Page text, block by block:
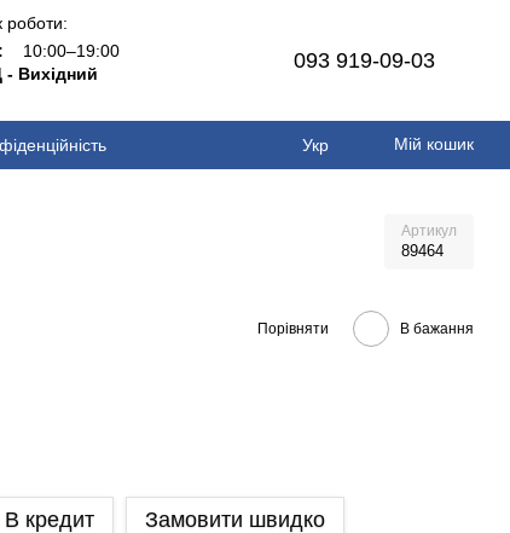
роботи:
10:00–19:00
Вихідний
093 919-09-03
Укр Мій кошик
Артикул
89464
Порівняти В бажання
В кредит Замовити швидко